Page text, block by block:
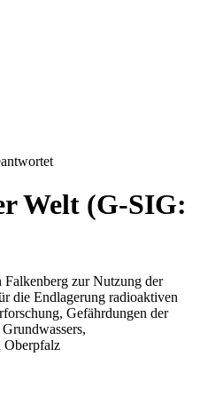
Welt (G-SIG:
zur Nutzung der
die Endlagerung radioaktiven
Gefährdungen der
Oberpfalz